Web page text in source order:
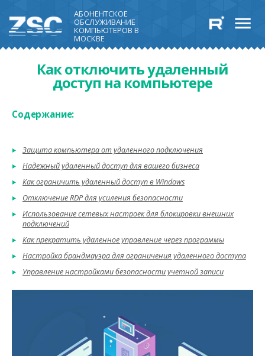
АБОНЕНТСКОЕ
ОБСЛУЖИВАНИЕ
КОМПЬЮТЕРОВ В
МОСКВЕ
Как отключить удаленный
доступ на компьютере
Содержание:
Защита компьютера от удаленного подключения
Надежный удаленный доступ для вашего бизнеса
Как ограничить удаленный доступ в Windows
Отключение RDP для усиления безопасности
Использование сетевых настроек для блокировки внешних
подключений
Как прекратить удаленное управление через программы
Настройка брандмауэра для ограничения удаленного доступа
Управление настройками безопасности учетной записи